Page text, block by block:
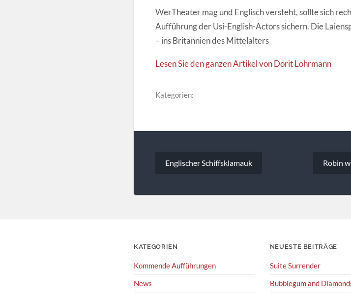
WerTheater mag und Englisch versteht, sollte sich
Aufführung der Usi-English-Actors sichern. Die
– ins Britannien des Mittelalters
Lesen Sie den ganzen Artikel von Dorit Lohrmann
Kategorien:
Englischer Schiffsklamauk Robin
KATEGORIEN
Kommende Aufführungen
News
NEUESTE BEITRÄGE
Suite Surrender
Bubblegum and